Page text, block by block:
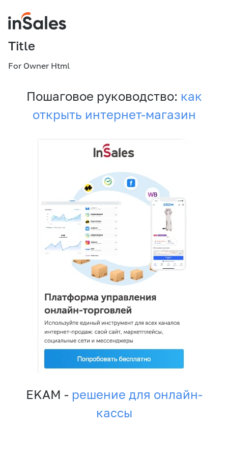
Title
For Owner Html
Пошаговое руководство: как
открыть интернет-магазин
EKAM - решение для онлайн-
кассы